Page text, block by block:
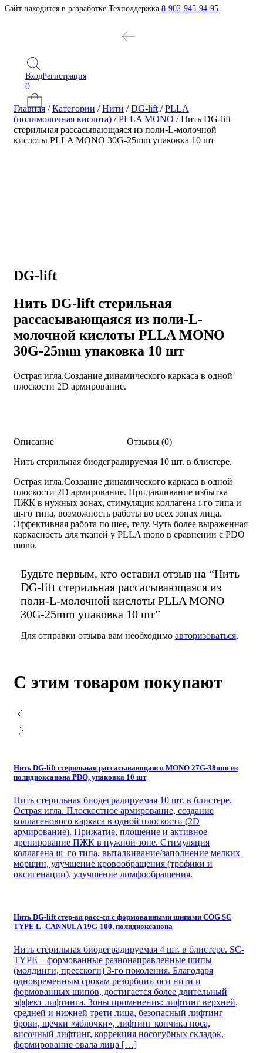
Сайт находится в разработке Техподдержка 8-902-945-94-95
ВходРегистрация
0
Главная /Категории /Нити /DG-lift /PLLA
(полимолочная кислота) /PLLA MONO /Нить DG-lift
стерильная рассасывающаяся из поли-L-молочной
кислоты PLLA MONO 30G-25mm упаковка 10 шт
DG-lift
Нить DG-lift стерильная
рассасывающаяся из поли-L-
молочной кислоты PLLA MONO
30G-25mm упаковка 10 шт
Острая игла.Создание динамического каркаса в одной
плоскости 2D армирование.
Описание
Отзывы (0)
Нить стерильная биодеградируемая 10 шт. в блистере.
Острая игла.Создание динамического каркаса в одной
плоскости 2D армирование. Придавливание избытка
ПЖК в нужных зонах, стимуляция коллагена ı-го типа и
ııı-го типа, возможность работы во всех зонах лица.
Эффективная работа по шее, телу. Чуть более выраженная
каркасность для тканей у PLLA mono в сравнении с PDO
mono.
Будьте первым, кто оставил отзыв на “Нить
DG-lift стерильная рассасывающаяся из
поли-L-молочной кислоты PLLA MONO
30G-25mm упаковка 10 шт”
Для отправки отзыва вам необходимо авторизоваться.
С этим товаром покупают
Нить DG-lift стерильная рассасывающаяся MONO 27G-38mm из
полидиоксанона PDO, упаковка 10 шт
Нить стерильная биодеградируемая 10 шт. в блистере.
Острая игла. Плоскостное армирование, создание
коллагенового каркаса в одной плоскости (2D
армирование). Прижатие, площение и активное
дренирование ПЖК в нужной зоне. Стимуляция
коллагена ııı–го типа, выталкивание/заполнение мелких
морщин, улучшение кровообращения (трофики и
оксигенации), улучшение лимфообращения.
Нить DG-lift стер-ая расс-ся с формованными шипами СOG SC
TYPE L- CANNULA 19G-100, полидиоксанона
Нить стерильная биодеградируемая 4 шт. в блистере. SC-
TYPE – формованные разнонаправленные шипы
(молдинги, пресскоги) 3-го поколения. Благодаря
одновременным срокам резорбции оси нити и
формованных шипов, достигается более длительный
эффект лифтинга. Зоны применения: лифтинг верхней,
средней и нижней трети лица, безопасный лифтинг
брови, щечки «яблочки», лифтинг кончика носа,
височный лифтинг, коррекция носогубных складок,
формирование овала лица […]